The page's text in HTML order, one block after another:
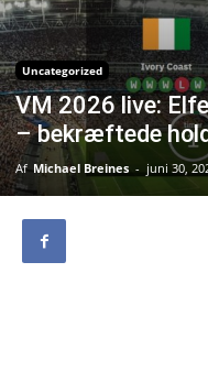
Uncategorized
VM 2026 live:
– bekræftede
Af Michael Breines - juni 30,